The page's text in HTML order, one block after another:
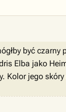
być czarny
Elba jako
Kolor jego skóry